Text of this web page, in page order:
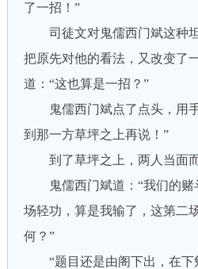
了一招！”
司徒文对鬼儒西门斌这种坦
把原先对他的看法，又改变了
道：“这也算是一招？”
鬼儒西门斌点了点头，用手
到那一方草坪之上再说！”
到了草坪之上，两人当面而
鬼儒西门斌道：“我们的赌
场轻功，算是我输了，这第二
何？”
“题目还是由阁下出，在下